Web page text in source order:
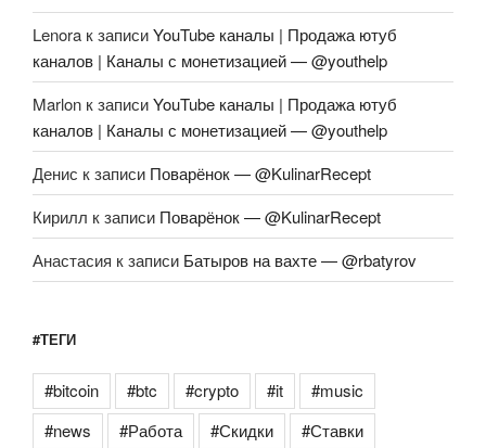
Lenora к записиYouTube каналы | Продажа ютуб
каналов | Каналы с монетизацией — @youthelp
Marlon к записиYouTube каналы | Продажа ютуб
каналов | Каналы с монетизацией — @youthelp
Денис к записи Поварёнок — @KulinarRecept
Кирилл к записи Поварёнок — @KulinarRecept
Анастасия к записи Батыров на вахте — @rbatyrov
#ТЕГИ
#bitcoin #btc #crypto #it
#music
#news
#Работа #Скидки
#Ставки